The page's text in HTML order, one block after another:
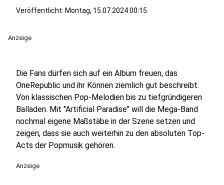
Veröffentlicht: Montag, 15.07.2024 00:15
Anzeige
Die Fans dürfen sich auf ein Album freuen, das
OneRepublic und ihr Können ziemlich gut beschreibt.
Von klassischen Pop-Melodien bis zu tiefgründigeren
Balladen. Mit "Artificial Paradise" will die Mega-Band
nochmal eigene Maßstäbe in der Szene setzen und
zeigen, dass sie auch weiterhin zu den absoluten Top-
Acts der Popmusik gehören.
Anzeige